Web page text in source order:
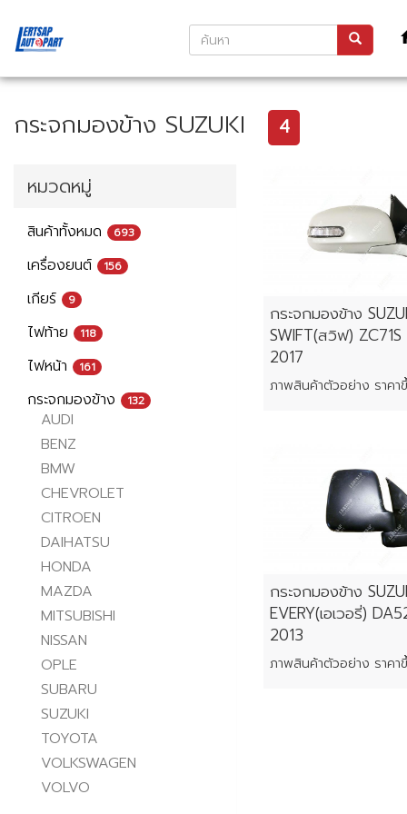
กระจกมองข้าง SUZUKI 4
หมวดหมู่
สินค้าทั้งหมด 693
เครื่องยนต์ 156
เกียร์ 9
ไฟท้าย 118
ไฟหน้า 161
กระจกมองข้าง 132
AUDI
BENZ
BMW
CHEVROLET
CITROEN
DAIHATSU
HONDA
MAZDA
MITSUBISHI
NISSAN
OPLE
SUBARU
SUZUKI
TOYOTA
VOLKSWAGEN
VOLVO
กระจกมองข้าง
SWIFT(สวิฟ)
2017
กระจกมองข้าง
EVERY(เอเวอรี่)
2013